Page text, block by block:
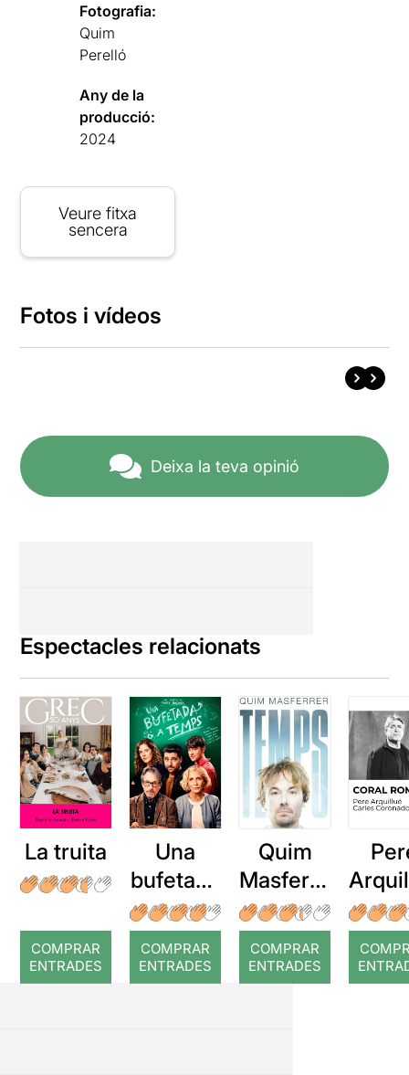
Fotografia:
Quim
Perelló
Any de la
producció:
2024
Veure fitxa
sencera
Fotos i vídeos
Deixa la teva opinió
Espectacles relacionats
La truita
COMPRAR
ENTRADES
Una
bufetada
a temps
COMPRAR
ENTRADES
Quim
Masferre
r: Temps
COMPRAR
ENTRADES
: